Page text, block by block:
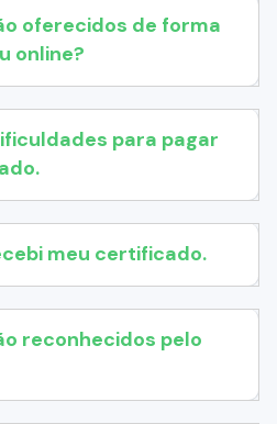
oferecidos de forma
online?
para pagar
meu certificado.
reconhecidos pelo